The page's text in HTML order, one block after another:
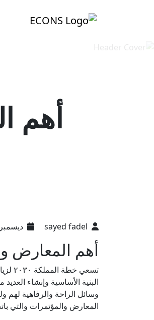
أهم
ديسمبر 17, 2023
أهم المعارض
تسعي خطة المملكة ٢٠٣٠ لزيادة أعداد زوار
البنية الأساسية وإنشاء
وسائل الراحة والرفاهية
المعارض والمؤتمرات والتي